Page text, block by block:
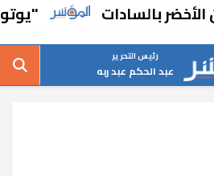
بالسادات "يوتوبيا
رئيس التحرير
عبد الحكم عبد ربه